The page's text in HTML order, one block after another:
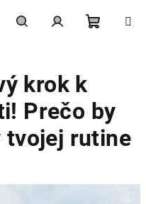
krok k
Prečo by
tvojej rutine